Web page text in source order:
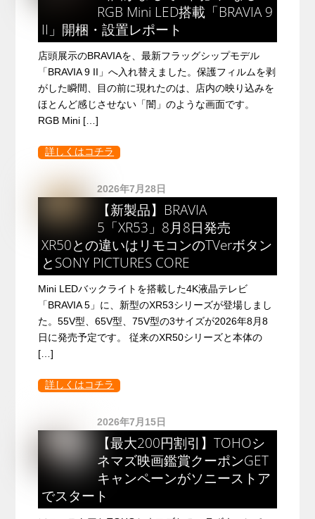
RGB Mini LED搭載「BRAVIA 9
II」開梱・設置レポート
店頭展示のBRAVIAを、最新フラッグシップモデル
「BRAVIA 9 II」へ入れ替えました。保護フィルムを剥
がした瞬間、目の前に現れたのは、店内の映り込みを
ほとんど感じさせない「闇」のような画面です。
RGB Mini […]
詳しくはコチラ
2026年7月28日
【新製品】BRAVIA
5「XR53」8月8日発売
XR50との違いはリモコンのTVerボタン
とSONY PICTURES CORE
Mini LEDバックライトを搭載した4K液晶テレビ
「BRAVIA 5」に、新型のXR53シリーズが登場しまし
た。55V型、65V型、75V型の3サイズが2026年8月8
日に発売予定です。 従来のXR50シリーズと本体の
[…]
詳しくはコチラ
2026年7月15日
【最大200円割引】TOHOシ
ネマズ映画鑑賞クーポンGET
キャンペーンがソニーストア
でスタート